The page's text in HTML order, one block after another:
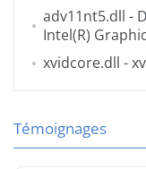
adv11nt5.dll -
Intel(R)
xvidcore.dll -
Témoignages